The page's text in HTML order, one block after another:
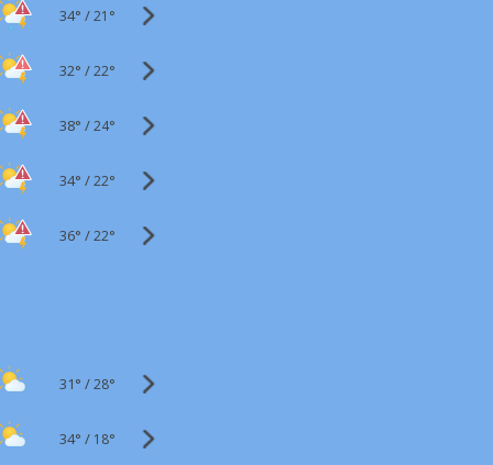
34° /21°
32° /22°
38° /24°
34° /22°
36° /22°
31° /28°
34° / 18°